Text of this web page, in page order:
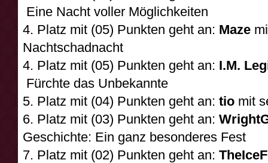
Eine Nacht voller Möglichkeiten
4. Platz mit (05) Punkten geht an: Maze
Nachtschadnacht
4. Platz mit (05) Punkten geht an: I.M.
Fürchte das Unbekannte
5. Platz mit (04) Punkten geht an: tio mit
6. Platz mit (03) Punkten geht an:
Geschichte: Ein ganz besonderes Fest
7. Platz mit (02) Punkten geht an: